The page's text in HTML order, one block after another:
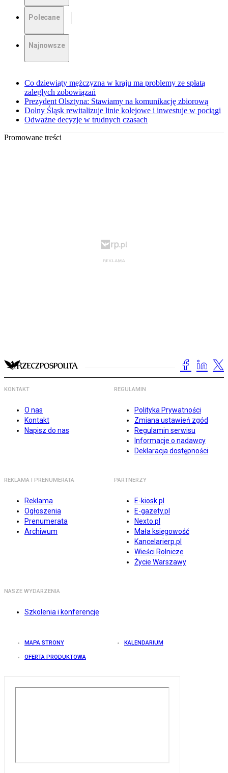
Polecane
Najnowsze
Co dziewiąty mężczyzna w kraju ma problemy ze spłatą
zaległych zobowiązań
Prezydent Olsztyna: Stawiamy na komunikację zbiorową
Dolny Śląsk rewitalizuje linie kolejowe i inwestuje w pociągi
Odważne decyzje w trudnych czasach
Promowane treści
KONTAKT
O nas
Kontakt
Napisz do nas
REGULAMIN
Polityka Prywatności
Zmiana ustawień zgód
Regulamin serwisu
Informacje o nadawcy
Deklaracja dostępności
REKLAMA I PRENUMERATA
Reklama
Ogłoszenia
Prenumerata
Archiwum
PARTNERZY
E-kiosk.pl
E-gazety.pl
Nexto.pl
Mała księgowość
Kancelarierp.pl
Wieści Rolnicze
Życie Warszawy
NASZE WYDARZENIA
Szkolenia i konferencje
MAPA STRONY KALENDARIUM
OFERTA PRODUKTOWA